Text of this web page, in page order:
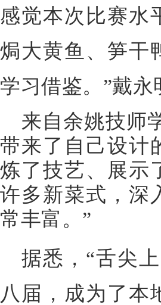
感觉本次比赛水
焗大黄鱼、笋干
学习借鉴。”戴永
来自余姚技师
带来了自己设计
炼了技艺、展示
许多新菜式，深
常丰富。”
据悉，“舌尖
八届，成为了本